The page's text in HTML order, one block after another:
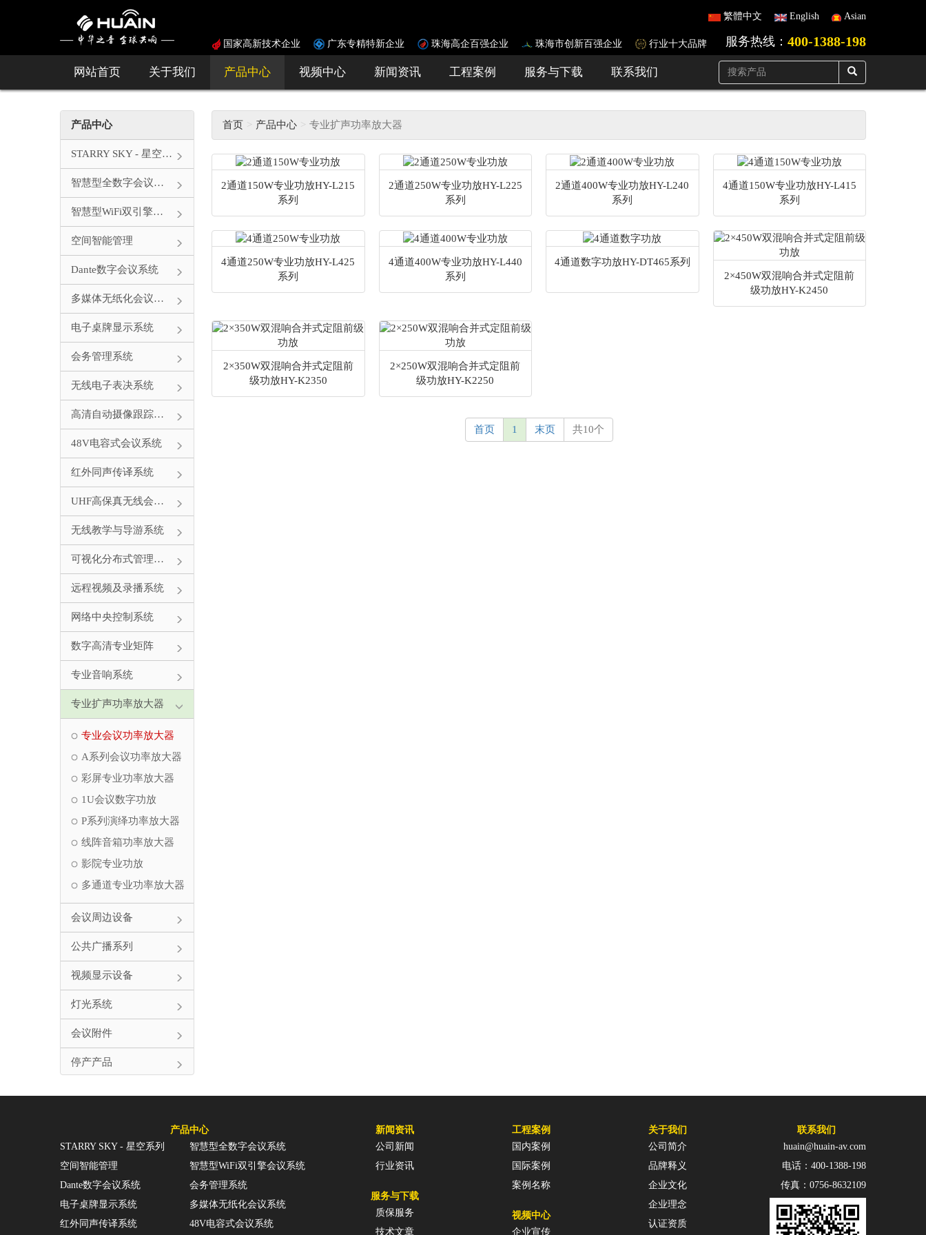
国家高新技术企业 广东专精特新企业 珠海高企百强企业 珠海市创新百强企业 行业十大品牌
繁體中文 English Asian
服务热线： 400-1388-198
网站首页 关于我们 产品中心 视频中心 新闻资讯 工程案例 服务与下载 联系我们
产品中心
STARRY SKY - 星空系列
智慧型全数字会议系统
智慧型WiFi双引擎会议系统
空间智能管理
Dante数字会议系统
多媒体无纸化会议系统
电子桌牌显示系统
会务管理系统
无线电子表决系统
高清自动摄像跟踪系统
48V电容式会议系统
红外同声传译系统
UHF高保真无线会议系统
无线教学与导游系统
可视化分布式管理系统
远程视频及录播系统
网络中央控制系统
数字高清专业矩阵
专业音响系统
专业扩声功率放大器
专业会议功率放大器
A系列会议功率放大器
彩屏专业功率放大器
1U会议数字功放
P系列演绎功率放大器
线阵音箱功率放大器
影院专业功放
多通道专业功率放大器
会议周边设备
公共广播系列
视频显示设备
灯光系统
会议附件
停产产品
首页 产品中心 专业扩声功率放大器
2通道150W专业功放HY-L215
系列
2通道250W专业功放HY-L225
系列
2通道400W专业功放HY-L240
系列
4通道150W专业功放HY-L415
系列
4通道250W专业功放HY-L425
系列
4通道400W专业功放HY-L440
系列
4通道数字功放HY-DT465系列
2×450W双混响合并式定阻前
级功放HY-K2450
2×350W双混响合并式定阻前
级功放HY-K2350
2×250W双混响合并式定阻前
级功放HY-K2250
首页 1 末页 共10个
产品中心
STARRY SKY - 星空系列
智慧型全数字会议系统
空间智能管理
智慧型WiFi双引擎会议系统
Dante数字会议系统
会务管理系统
电子桌牌显示系统
多媒体无纸化会议系统
红外同声传译系统
48V电容式会议系统
新闻资讯
公司新闻
行业资讯
服务与下载
质保服务
技术文章
工程案例
国内案例
国际案例
案例名称
视频中心
企业宣传
关于我们
公司简介
品牌释义
企业文化
企业理念
认证资质
联系我们
huain@huain-av.com
电话：400-1388-198
传真：0756-8632109